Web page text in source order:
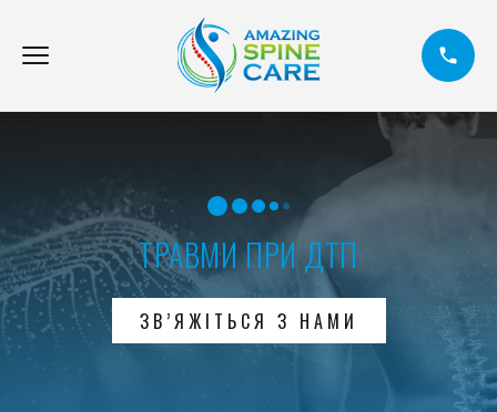
ТРАВМИ ПРИ ДТП
ЗВ’ЯЖІТЬСЯ З НАМИ